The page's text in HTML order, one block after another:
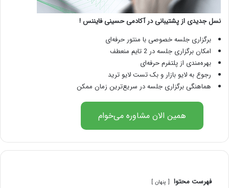
نسل جدیدی از پشتیبانی در آکادمی حسینی فایننس !
برگزاری جلسه خصوصی با منتور حرفه‌ای
امکان برگزاری جلسه در 2 تایم منعطف
بهره‌مندی از پلتفرم حرفه‌ای
رجوع به لایو بازار و بک تست لایو ترید
هماهنگی برگزاری جلسه در سریع‌ترین زمان ممکن
همین الان مشاوره می‌خوام
فهرست محتوا پنهان